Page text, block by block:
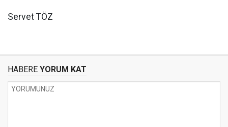
Servet TÖZ
HABERE YORUM KAT